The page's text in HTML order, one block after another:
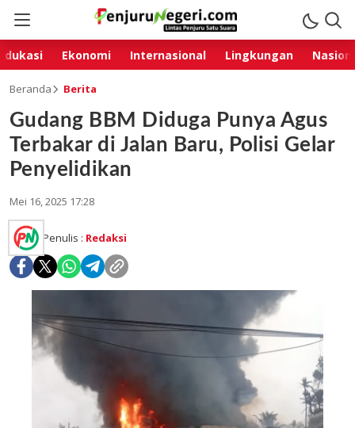
Ekonomi Internasional Lingkungan
Beranda Berita
Gudang BBM Diduga Punya Agus
Terbakar di Jalan Baru, Polisi Gelar
Penyelidikan
Mei 16, 2025 17:28
Penulis : Redaksi